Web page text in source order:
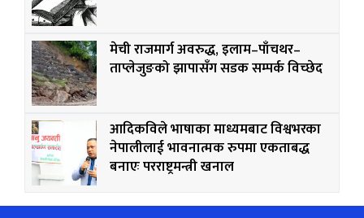
मेची राजमार्ग अवरुद्ध, इलाम–पाँचथर–
ताप्लेजुङको झापासँग सडक सम्पर्क विच्छेद
आदिकविले भाषाका माध्यमबाट विश्वभरका
नेपालीलाई भावनात्मक रुपमा एकताबद्ध
बनाएः परराष्ट्रमन्त्री खनाल